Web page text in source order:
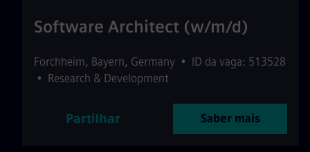
Software Architect (w/m/d)
Forchheim, Bayern, Germany • ID da vaga: 513528
• Research & Development
Partilhar Saber mais